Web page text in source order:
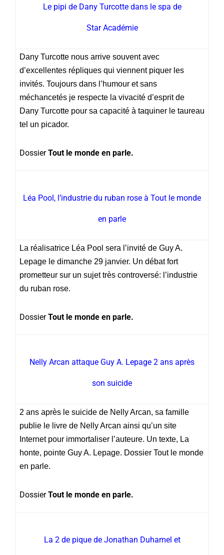
Le pipi de Dany Turcotte dans le spa de
Star Académie
Dany Turcotte nous arrive souvent avec
d’excellentes répliques qui viennent piquer les
invités. Toujours dans l’humour et sans
méchancetés je respecte la vivacité d’esprit de
Dany Turcotte pour sa capacité à taquiner le taureau
tel un picador.
DossierTout le monde en parle.
Léa Pool, l’industrie du ruban rose à Tout le monde
en parle
La réalisatrice Léa Pool sera l’invité de Guy A.
Lepage le dimanche 29 janvier. Un débat fort
prometteur sur un sujet très controversé: l’industrie
du ruban rose.
DossierTout le monde en parle.
Nelly Arcan attaque Guy A. Lepage 2 ans après
son suicide
2 ans après le suicide de Nelly Arcan, sa famille
publie le livre de Nelly Arcan ainsi qu’un site
Internet pour immortaliser l’auteure. Un texte, La
honte, pointe Guy A. Lepage. Dossier Tout le monde
en parle.
DossierTout le monde en parle.
La 2 de pique de Jonathan Duhamel et